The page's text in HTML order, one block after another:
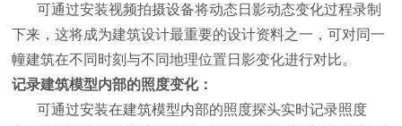
可通过安装视频拍摄设备将动态日影动态变化过程录制
下来，这将成为建筑设计最重要的设计资料之一，可对同一
幢建筑在不同时刻与不同地理位置日影变化进行对比。
记录建筑模型内部的照度变化：
可通过安装在建筑模型内部的照度探头实时记录照度